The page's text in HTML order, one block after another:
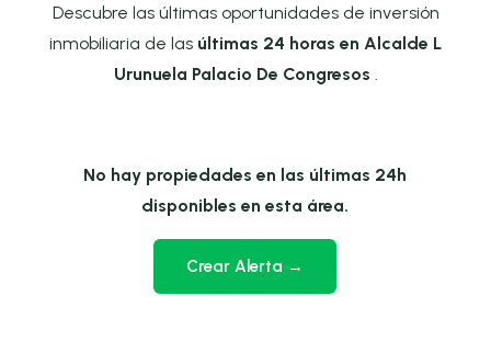
Descubre las últimas oportunidades de inversión
inmobiliaria de las últimas 24 horas en Alcalde L
Urunuela Palacio De Congresos
No hay propiedades en las últimas 24h
disponibles en esta área.
Crear Alerta →